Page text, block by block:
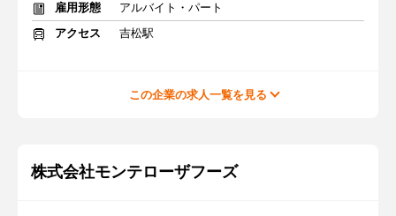
雇用形態
アルバイト・パート
アクセス
吉松駅
この企業の求人一覧を見る
株式会社モンテローザフーズ